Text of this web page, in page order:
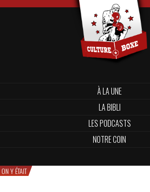
À LA UNE
LA BIBLI
LES PODCASTS
NOTRE COIN
ON Y ÉTAIT